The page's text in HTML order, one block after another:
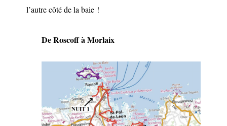
l’autre côté de la baie !
De Roscoff à Morlaix